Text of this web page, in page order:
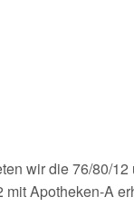
wir die 76/80/12
mit Apotheken-A